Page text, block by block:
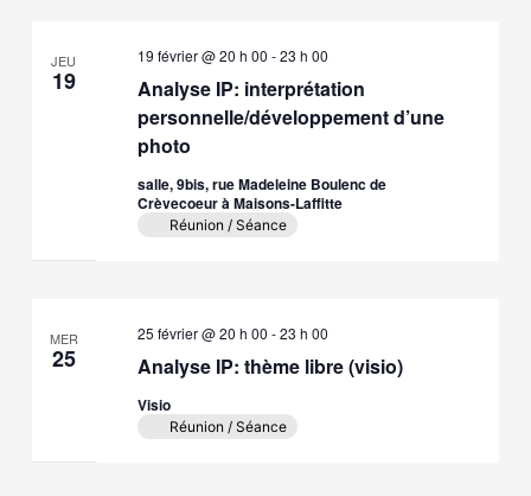
JEU
19
Analyse IP: interprétation
personnelle/développement d’une
photo
19 février @ 20 h 00 -23 h 00
salle, 9bis, rue Madeleine Boulenc de
Crèvecoeur à Maisons-Laffitte
Réunion / Séance
MER
25 Analyse IP: thème libre (visio)
25 février @ 20 h 00 -23 h 00
Visio
Réunion / Séance